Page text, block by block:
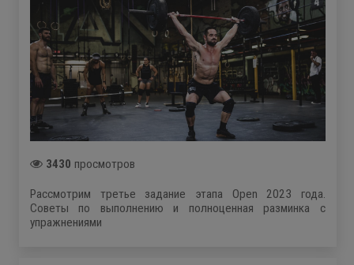
3430 просмотров
Рассмотрим третье задание этапа Open 2023 года.
Советы по выполнению и полноценная разминка с
упражнениями